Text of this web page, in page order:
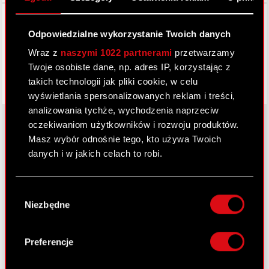
Odpowiedzialne wykorzystanie Twoich danych
Wraz z naszymi 1022 partnerami przetwarzamy
Twoje osobiste dane, np. adres IP, korzystając z
takich technologii jak pliki cookie, w celu
wyświetlania spersonalizowanych reklam i treści,
analizowania tychże, wychodzenia naprzeciw
oczekiwaniom użytkowników i rozwoju produktów.
Masz wybór odnośnie tego, kto używa Twoich
danych i w jakich celach to robi.
lokalizacji geograficznej z dokładnością nawet
Identyfikować Twoje urządzenie, aktywnie
analizując charakteryzującego je zbiory
zgody
Niezbędne
Preferencje
Facebook
O CD PROJEKT
Grupa Kapitałowa
Nasz biznes
Zrównoważony rozwój